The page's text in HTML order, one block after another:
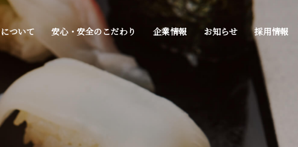
ついて 安心・安全のこだわり 企業情報 お知らせ 採用情報